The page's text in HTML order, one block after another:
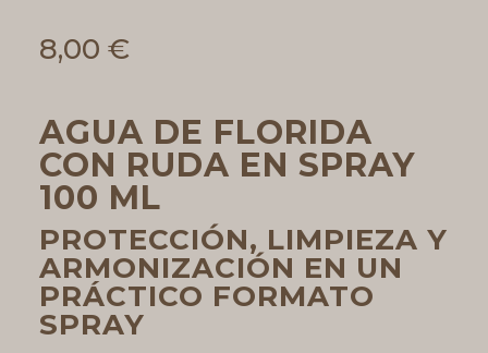
8,00 €
AGUA DE FLORIDA
CON RUDA EN SPRAY
100 ML
PROTECCIÓN, LIMPIEZA Y
ARMONIZACIÓN EN UN
PRÁCTICO FORMATO
SPRAY